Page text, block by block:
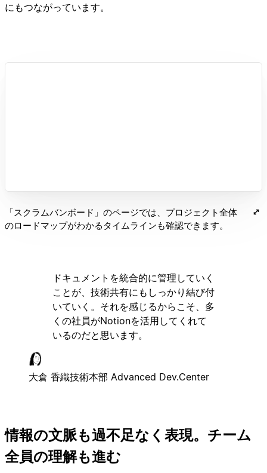
にもつながっています。
「スクラムバンボード」のページでは、プロジェクト全体
のロードマップがわかるタイムラインも確認できます。
ドキュメントを統合的に管理していく
ことが、技術共有にもしっかり結び付
いていく。それを感じるからこそ、多
くの社員がNotionを活用してくれて
いるのだと思います。
大倉 香織技術本部 Advanced Dev.Center
情報の文脈も過不足なく表現。チーム
全員の理解も進む